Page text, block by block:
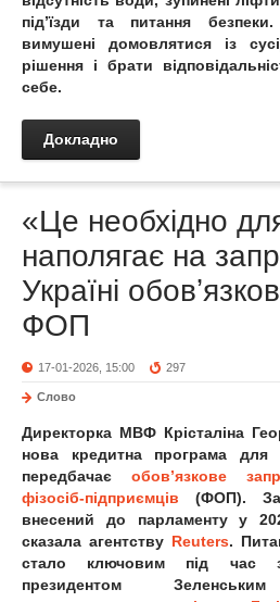
під’їзди та питання
вимушені домовлятися із
рішення і брати
себе.
Докладно
«Це необхідно
наполягає на
Україні
ФОП
17-01-2026, 15:00 297
Слово
Директорка МВФ Крісталіна
нова кредитна програма
передбачає обов’язкове
фізосіб-підприємців (ФОП).
внесений до парламенту у
сказала агентству Reuters.
стало ключовим під час
президентом